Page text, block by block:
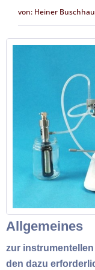
von: Heiner
Allgemeines
zur
den dazu